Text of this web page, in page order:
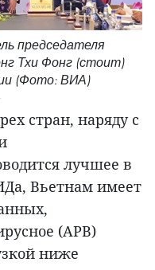
председателя
Тхи Фонг (стоит)
(Фото: ВИА)
стран, наряду с
лучшее в
Вьетнам имеет
(АРВ)
ниже